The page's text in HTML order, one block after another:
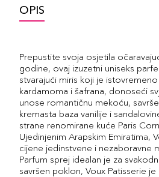
OPIS
Prepustite svoja osjetila
godine, ovaj izuzetni uniseks
stvarajući miris koji je
kardamoma i šafrana, donoseći
unose romantičnu mekoću,
kremasta baza vanilije i
strane renomirane kuće Paris
Ujedinjenim Arapskim Emiratima,
cijene jedinstvene i nezaboravne
Parfum sprej idealan je za
savršen poklon, Voux Patisserie